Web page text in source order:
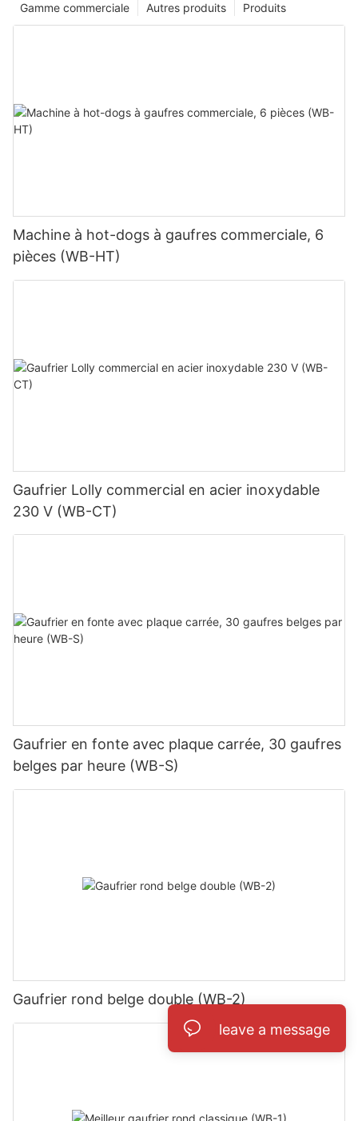
Produits
Autres produits
Gamme commerciale
Machine à hot-dogs à gaufres commerciale, 6
pièces (WB-HT)
Gaufrier Lolly commercial en acier inoxydable
230 V (WB-CT)
Gaufrier en fonte avec plaque carrée, 30 gaufres
belges par heure (WB-S)
Gaufrier rond belge double (WB-2)
leave a message